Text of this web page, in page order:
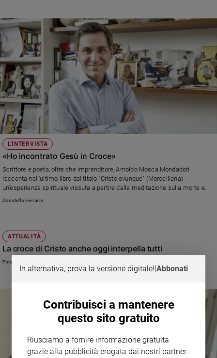
L'INTERVISTA
«Ho incontrato Gesù in Croce»
Scrittore e poeta, oltre che imprenditore, Arnoldo Mosca Mondadori
racconta nell’ultimo libro dal titolo "Cristo ovunque" (Morcelliana)
un’esperienza spirituale vissuta a partire dalla meditazione sulla morte e
risurrezione di Cristo: «Ho capito che Dio ci ama fino in fondo, fino al nostro
Donatella Ferrario
ATTUALITÀ
La croce di Cristo anche oggi interpella tutti
Pino Lorizio
In alternativa, prova la versione digitale!|Abbonati
Contribuisci a mantenere
questo sito gratuito
Riusciamo a fornire informazione gratuita
grazie alla pubblicità erogata dai nostri partner.